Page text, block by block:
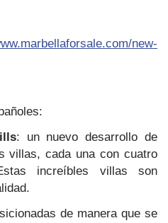
new-
: un nuevo desarrollo de
villas, cada una con cuatro
increíbles villas son
de manera que se